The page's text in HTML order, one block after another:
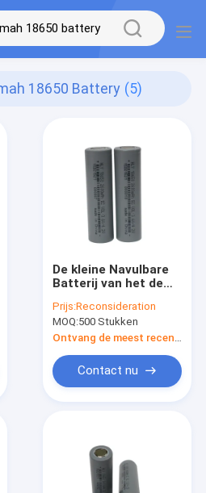
18650 Battery (5)
De kleine Navulbare
Batterij van het de
2600mah 18650 voor
Toy Cars
Prijs:Reconsideration
MOQ:500 Stukken
Contact nu